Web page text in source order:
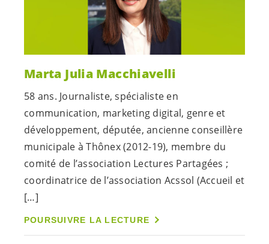
Marta Julia Macchiavelli
58 ans. Journaliste, spécialiste en
communication, marketing digital, genre et
développement, députée, ancienne conseillère
municipale à Thônex (2012-19), membre du
comité de l’association Lectures Partagées ;
coordinatrice de l’association Acssol (Accueil et
[…]
POURSUIVRE LA LECTURE